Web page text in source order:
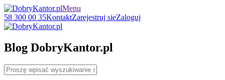
Menu
58 300 00 35KontaktZarejestruj sięZaloguj
Blog DobryKantor.pl